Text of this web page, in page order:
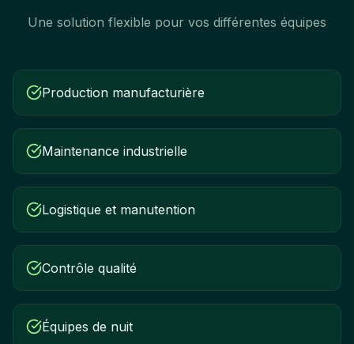
Une solution flexible pour vos différentes équipes
Production manufacturière
Maintenance industrielle
Logistique et manutention
Contrôle qualité
Équipes de nuit